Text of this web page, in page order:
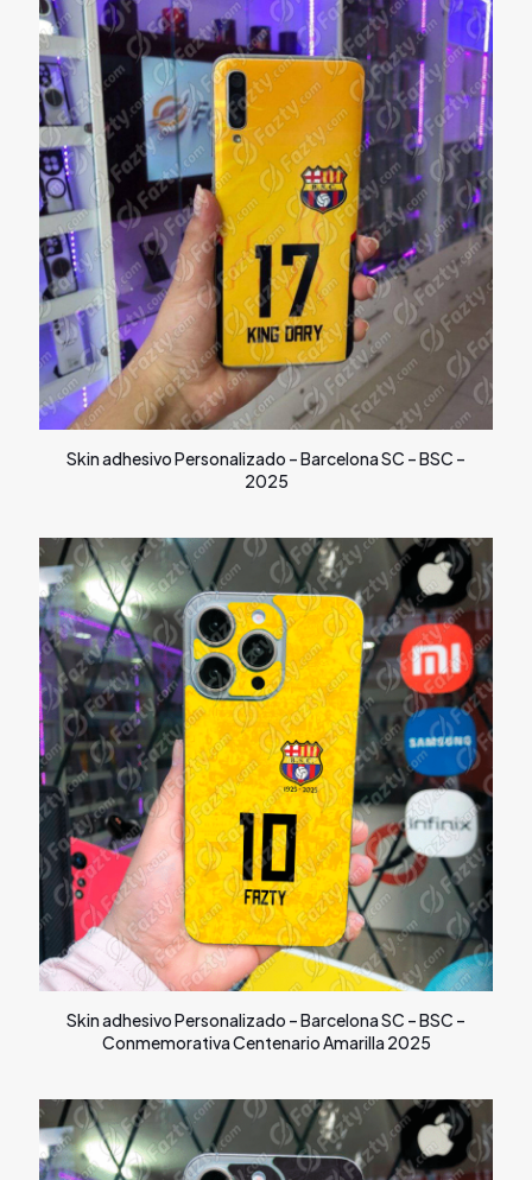
Skin adhesivo Personalizado – Barcelona SC – BSC –
2025
Skin adhesivo Personalizado – Barcelona SC – BSC –
Conmemorativa Centenario Amarilla 2025